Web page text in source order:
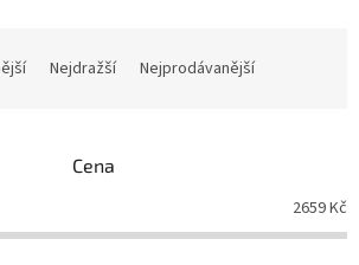
Nejdražší Nejprodávanější
Cena
2659Kč